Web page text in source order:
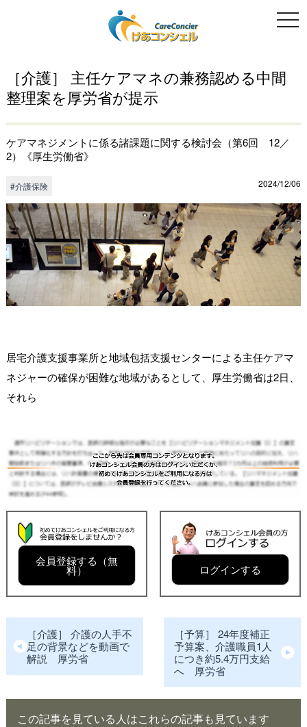
［介護］ 主任ケアマネの兼務認める中間
整理案を厚労省が提示
ケアマネジメントに係る諸課題に関する検討会（第6回 12／
2）《厚生労働省》
#介護保険 2024/12/06
居宅介護支援事業所と地域包括支援センターによる主任ケアマ
ネジャーの確保が困難な地域があるとして、厚生労働省は2日、
それら
会員登録する（無
料） ログインする
［介護］ 介護の人手不
足の背景などを動画で
解説 厚労省
［予算］ 24年度補正
予算案、介護職員1人
につき約5.4万円支給
へ 厚労省
この記事を見ている人はこれらの記事も見ています